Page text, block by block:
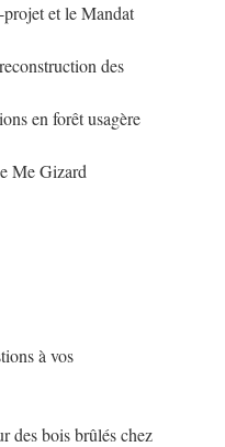
et le Mandat
des
en forêt usagère
Me Gizard
à vos
des bois brûlés chez